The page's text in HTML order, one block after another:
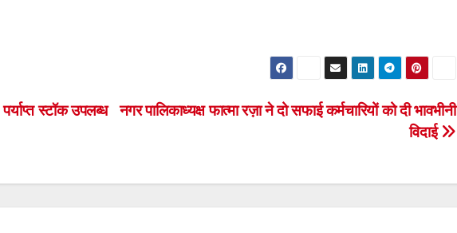
नगर पालिकाध्यक्ष फात्मा रज़ा ने दो सफाई कर्मचारियों को दी भावभीनी
विदाई
स्टॉक उपलब्ध